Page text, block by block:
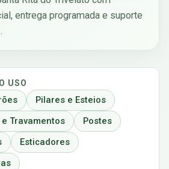
entrega programada e suporte
USO
Pilares e Esteios
Travamentos
Postes
Esticadores